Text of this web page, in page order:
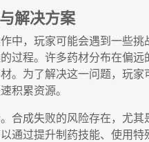
解决方案
中，玩家可能会遇到一些挑
过程。许多药材分布在偏
。为了解决这一问题，玩
积累资源。
合成失败的风险存在，尤
通过提升制药技能、使用